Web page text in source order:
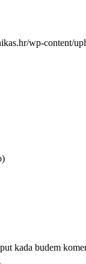
wp-content/
kada budem